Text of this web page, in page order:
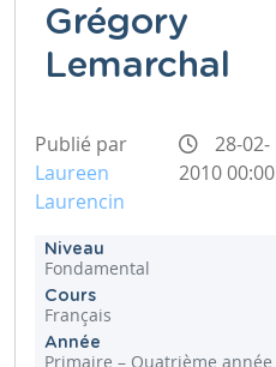
Grégory
Lemarchal
Publié par
Laureen
Laurencin
28-02-
2010 00:00
Niveau
Fondamental
Cours
Français
Année
Primaire – Quatrième année